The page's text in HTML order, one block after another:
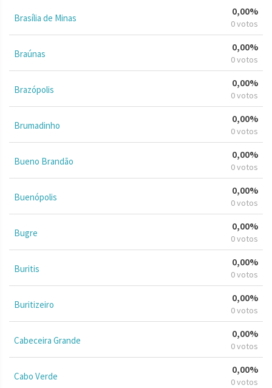
Brasília de Minas
0,00%
0 votos
Braúnas
0,00%
0 votos
Brazópolis
0,00%
0 votos
Brumadinho
0,00%
0 votos
Bueno Brandão
0,00%
0 votos
Buenópolis
0,00%
0 votos
Bugre
0,00%
0 votos
Buritis
0,00%
0 votos
Buritizeiro
0,00%
0 votos
Cabeceira Grande
0,00%
0 votos
Cabo Verde
0,00%
0 votos